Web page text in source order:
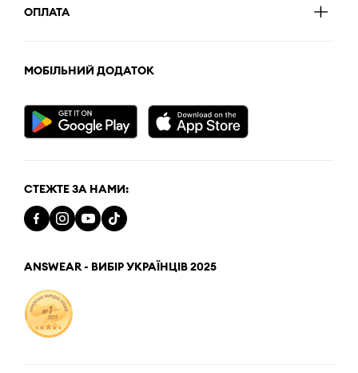
ОПЛАТА
МОБІЛЬНИЙ ДОДАТОК
СТЕЖТЕ ЗА НАМИ:
ANSWEAR - ВИБІР УКРАЇНЦІВ 2025